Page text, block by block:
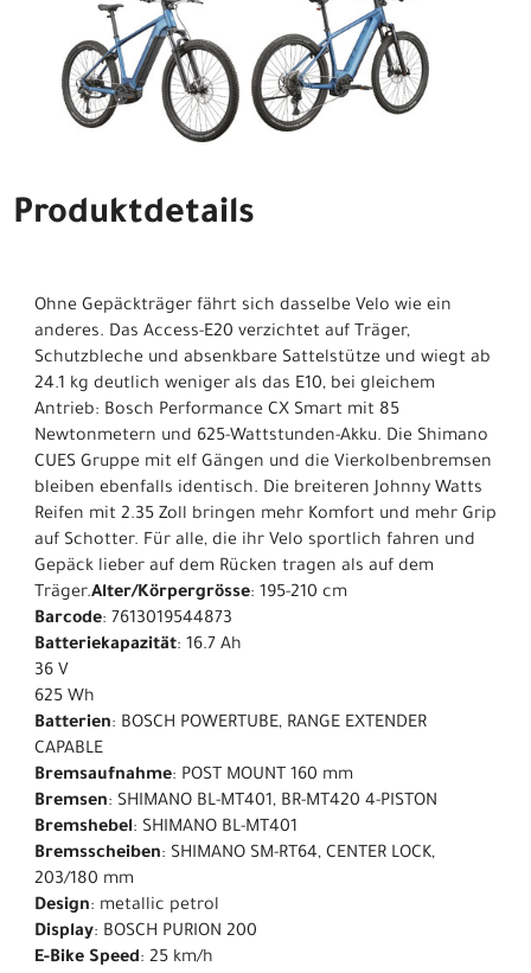
Produktdetails
Ohne Gepäckträger fährt sich dasselbe Velo wie ein
anderes. Das Access-E20 verzichtet auf Träger,
Schutzbleche und absenkbare Sattelstütze und wiegt ab
24.1 kg deutlich weniger als das E10, bei gleichem
Antrieb: Bosch Performance CX Smart mit 85
Newtonmetern und 625-Wattstunden-Akku. Die Shimano
CUES Gruppe mit elf Gängen und die Vierkolbenbremsen
bleiben ebenfalls identisch. Die breiteren Johnny Watts
Reifen mit 2.35 Zoll bringen mehr Komfort und mehr Grip
auf Schotter. Für alle, die ihr Velo sportlich fahren und
Gepäck lieber auf dem Rücken tragen als auf dem
Träger.Alter/Körpergrösse: 195-210 cm
Barcode: 7613019544873
Batteriekapazität: 16.7 Ah
36 V
625 Wh
Batterien: BOSCH POWERTUBE, RANGE EXTENDER
CAPABLE
Bremsaufnahme: POST MOUNT 160 mm
Bremsen: SHIMANO BL-MT401, BR-MT420 4-PISTON
Bremshebel: SHIMANO BL-MT401
Bremsscheiben: SHIMANO SM-RT64, CENTER LOCK,
203/180 mm
Design: metallic petrol
Display: BOSCH PURION 200
E-Bike Speed: 25 km/h